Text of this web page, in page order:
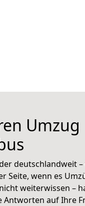
Umzug
deutschlandweit
Seite, wenn es
weiterwissen –
Antworten auf Ihre